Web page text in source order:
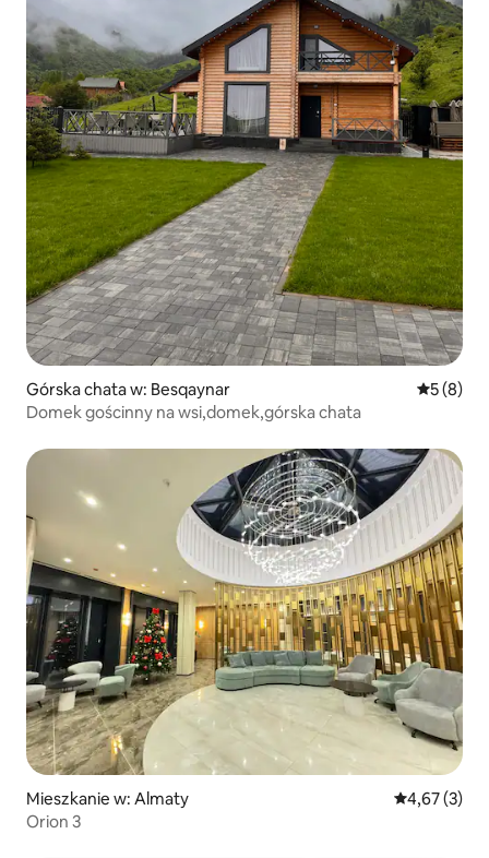
Górska chata w: Besqaynar Średnia
5 (8)
Domek gościnny na wsi,domek,górska chata
Mieszkanie w: Almaty Średnia
4,67 (3)
Orion 3